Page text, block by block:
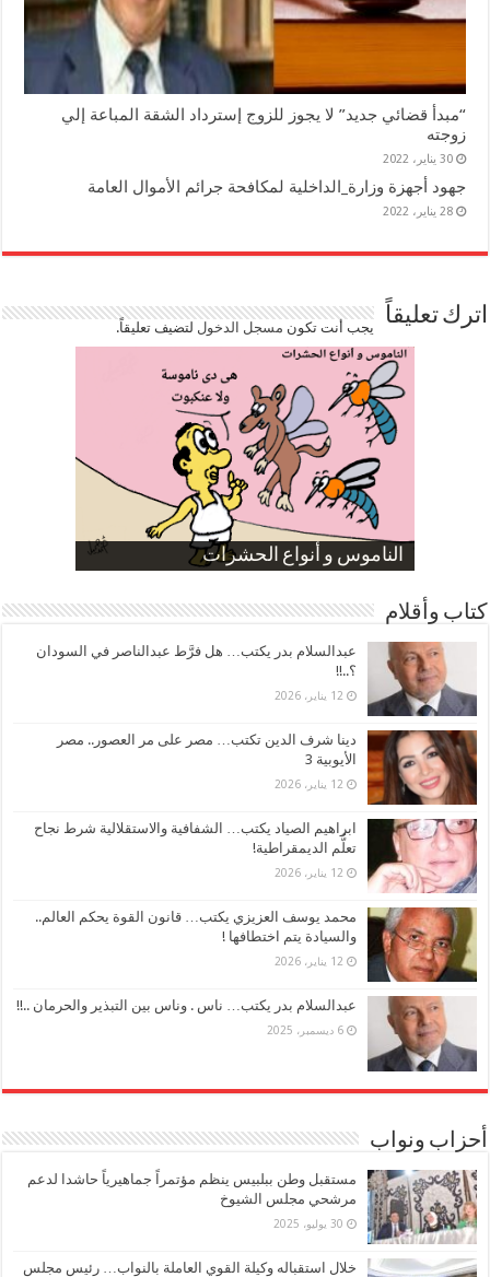
“مبدأ قضائي جديد” لا يجوز للزوج إسترداد الشقة المباعة إلي
زوجته
30 يناير، 2022
جهود أجهزة وزارة_الداخلية لمكافحة جرائم الأموال العامة
28 يناير، 2022
اترك تعليقاً يجب أنت تكون مسجل الدخوللتضيف تعليقاً.
الناموس و أنواع الحشرات
الموظفين بعد ارتفاع الأسعار
ارتفاع نسبة الطلاق في مصر
صورة كاركاتيرية
صورة كاركاتيرية
كتاب وأقلام
عبدالسلام بدر يكتب… هل فرَّط عبدالناصر في السودان
؟..!!
12 يناير، 2026
دينا شرف الدين تكتب… مصر على مر العصور.. مصر
الأيوبية 3
12 يناير، 2026
ابراهيم الصياد يكتب… الشفافية والاستقلالية شرط نجاح
تعلُّم الديمقراطية!
12 يناير، 2026
محمد يوسف العزيزي يكتب… قانون القوة يحكم العالم..
والسيادة يتم اختطافها !
12 يناير، 2026
عبدالسلام بدر يكتب… ناس . وناس بين التبذير والحرمان ..!!
6 ديسمبر، 2025
أحزاب ونواب
مستقبل وطن ببلبيس ينظم مؤتمراً جماهيرياً حاشدا لدعم
مرشحي مجلس الشيوخ
30 يوليو، 2025
خلال استقباله وكيلة القوي العاملة بالنواب… رئيس مجلس